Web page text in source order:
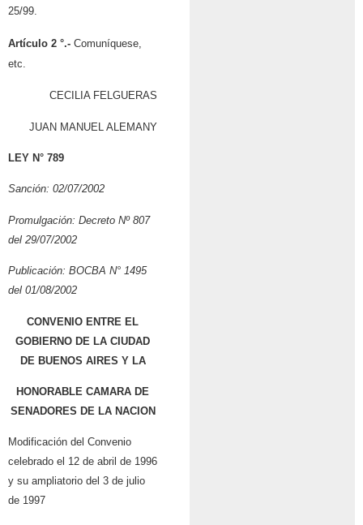
25/99.
Artículo 2 °.- Comuníquese,
etc.
CECILIA FELGUERAS
JUAN MANUEL ALEMANY
LEY N° 789
Sanción: 02/07/2002
Promulgación: Decreto Nº 807
del 29/07/2002
Publicación: BOCBA N° 1495
del 01/08/2002
CONVENIO ENTRE EL
GOBIERNO DE LA CIUDAD
DE BUENOS AIRES Y LA
HONORABLE CAMARA DE
SENADORES DE LA NACION
Modificación del Convenio
celebrado el 12 de abril de 1996
y su ampliatorio del 3 de julio
de 1997